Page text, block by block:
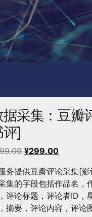
采集：豆瓣
]
原
为：
¥399.00。
¥299.00当
价
格
为：
¥299.00
务提供豆瓣评论采集[影
集的字段包括作品名，
评论标题，评论者ID，
摘要，评论内容，评论